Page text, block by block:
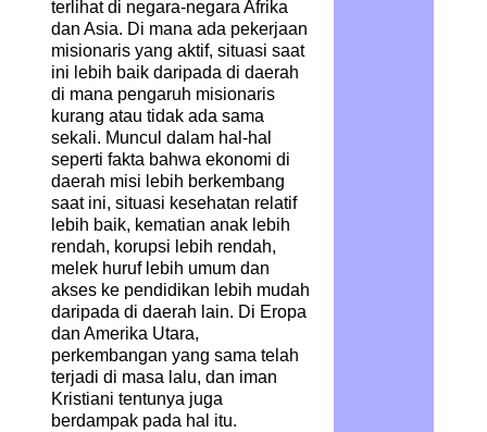
terlihat di negara-negara Afrika
dan Asia. Di mana ada pekerjaan
misionaris yang aktif, situasi saat
ini lebih baik daripada di daerah
di mana pengaruh misionaris
kurang atau tidak ada sama
sekali. Muncul dalam hal-hal
seperti fakta bahwa ekonomi di
daerah misi lebih berkembang
saat ini, situasi kesehatan relatif
lebih baik, kematian anak lebih
rendah, korupsi lebih rendah,
melek huruf lebih umum dan
akses ke pendidikan lebih mudah
daripada di daerah lain. Di Eropa
dan Amerika Utara,
perkembangan yang sama telah
terjadi di masa lalu, dan iman
Kristiani tentunya juga
berdampak pada hal itu.